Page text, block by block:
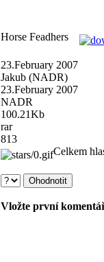
Horse Feadhers
23.February 2007
Jakub (NADR)
23.February 2007
NADR
100.21Kb
rar
813
Celkem
Vložte první